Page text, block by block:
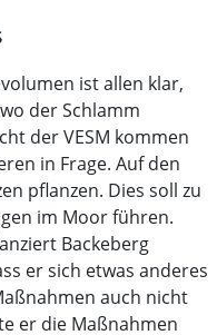
ist allen klar,
der Schlamm
der VESM kommen
in Frage. Auf den
pflanzen. Dies soll zu
im Moor führen.
Backeberg
er sich etwas anderes
auch nicht
er die Maßnahmen